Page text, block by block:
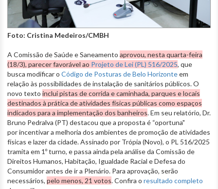
Foto: Cristina Medeiros/CMBH
A Comissão de Saúde e Saneamento aprovou, nesta quarta-feira
(18/3), parecer favorável ao Projeto de Lei (PL) 516/2025, que
busca modificar o Código de Posturas de Belo Horizonteem
relação às possibilidades de instalação de sanitários públicos. O
novo texto inclui pistas de corrida e caminhada, parques e locais
destinados à prática de atividades físicas públicas como espaços
indicados para a implementação dos banheiros. Em seu relatório, Dr.
Bruno Pedralva (PT) destacou que a proposta é “oportuna"
por incentivar a melhoria dos ambientes de promoção de atividades
físicas e lazer da cidade. Assinado por Trópia (Novo), o PL 516/2025
tramita em 1º turno, e passa ainda pela análise da Comissão de
Direitos Humanos, Habitação, Igualdade Racial e Defesa do
Consumidor antes de ir a Plenário. Para aprovação, serão
necessários, pelo menos, 21 votos. Confira o resultado completo